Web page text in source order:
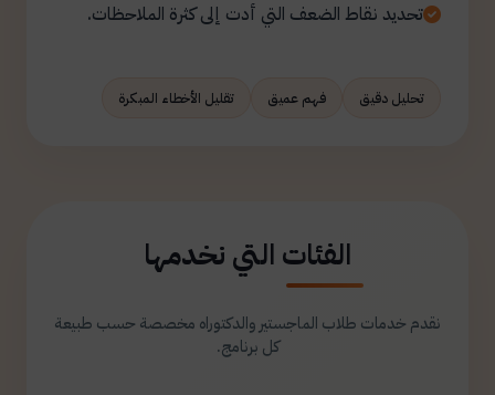
تحديد نقاط الضعف التي أدت إلى كثرة الملاحظات.
تحليل دقيق فهم عميق تقليل الأخطاء المبكرة
الفئات التي نخدمها
نقدم خدمات طلاب الماجستير والدكتوراه مخصصة حسب طبيعة
كل برنامج.